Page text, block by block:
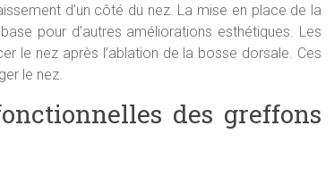
d’un côté du nez. La mise en place de la
pour d’autres améliorations esthétiques. Les
le nez après l’ablation de la bosse dorsale. Ces
le nez.
des greffons